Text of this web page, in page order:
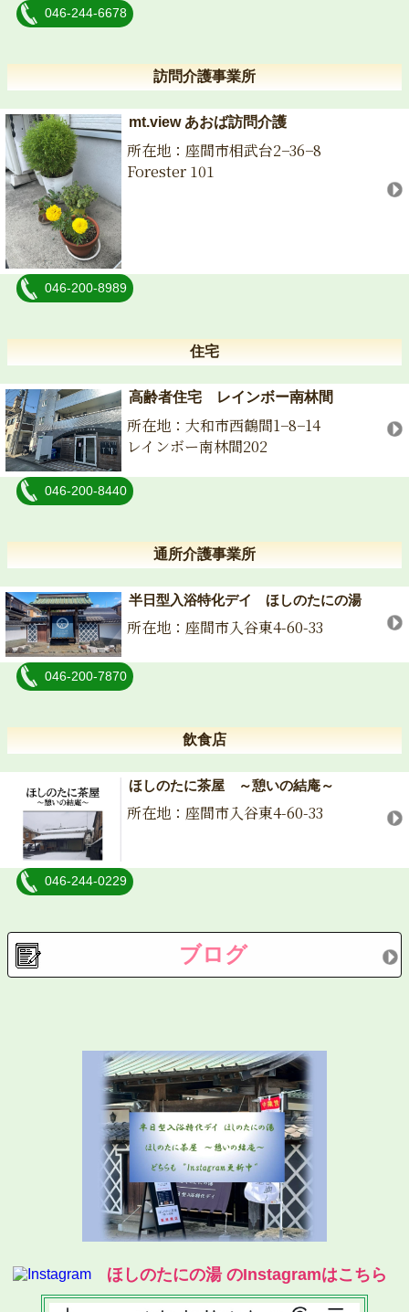
046-244-6678
訪問介護事業所
mt.view あおば訪問介護
所在地：座間市相武台2−36−8
Forester 101
046-200-8989
住宅
高齢者住宅 レインボー南林間
所在地：⼤和市⻄鶴間1−8−14
レインボー南林間202
046-200-8440
通所介護事業所
半日型入浴特化デイ ほしのたにの湯
所在地：座間市入谷東4-60-33
046-200-7870
飲食店
ほしのたに茶屋 ～憩いの結庵～
所在地：座間市入谷東4-60-33
046-244-0229
ブログ
ほしのたにの湯 のInstagramはこちら